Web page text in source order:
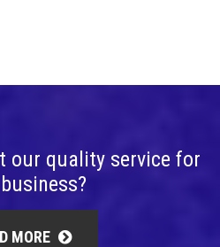
our quality service for
MORE